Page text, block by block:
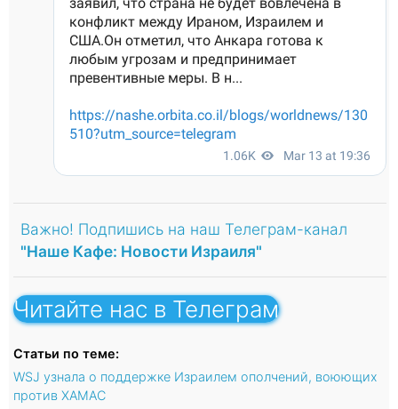
Важно! Подпишись на наш Телеграм-канал
"Наше Кафе: Новости Израиля"
Читайте нас в Телеграм
Статьи по теме:
WSJ узнала о поддержке Израилем ополчений, воюющих
против ХАМАС